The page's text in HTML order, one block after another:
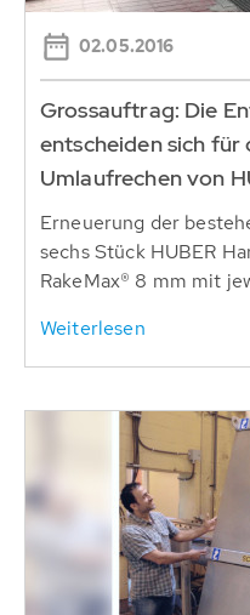
02.05.2016
Grossauftrag: Die
entscheiden sich für
Umlaufrechen von
Erneuerung der
sechs Stück HUBER
RakeMax® 8 mm mit
Weiterlesen